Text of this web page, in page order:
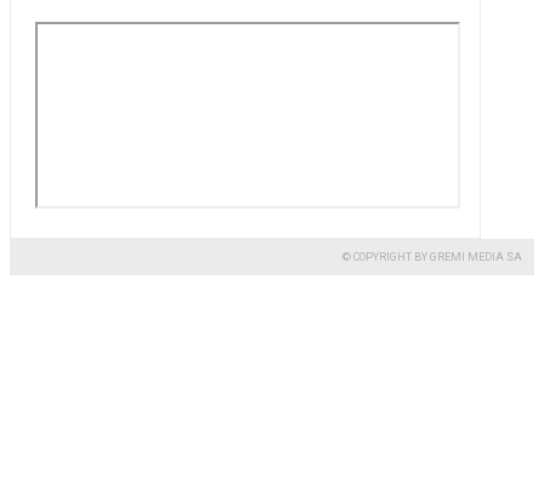
© COPYRIGHT BY GREMI MEDIA SA